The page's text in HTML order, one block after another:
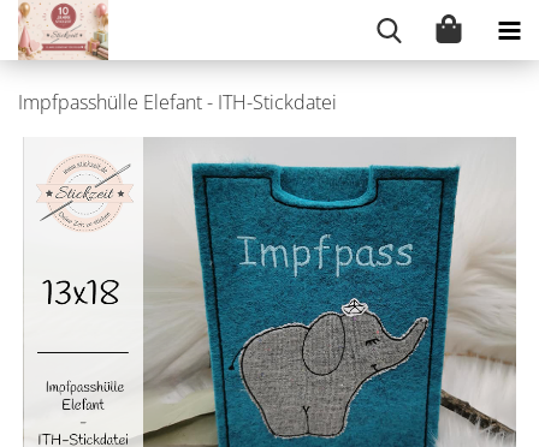
Impfpasshülle Elefant - ITH-Stickdatei